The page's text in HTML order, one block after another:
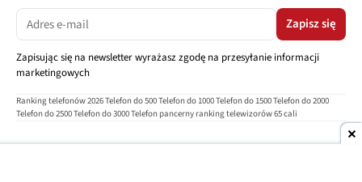
Zapisz się
Zapisując się na newsletter wyrażasz zgodę na przesyłanie informacji
marketingowych
Ranking telefonów 2026Telefon do 500Telefon do 1000Telefon do 1500Telefon do 2000
Telefon do 2500Telefon do 3000Telefon pancerny ranking telewizorów 65 cali